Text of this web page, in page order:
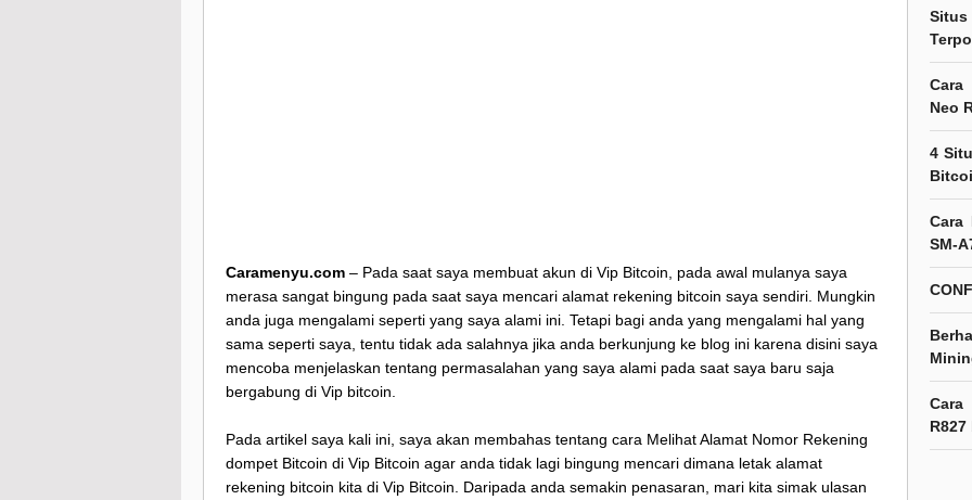
Caramenyu.com – Pada saat saya membuat akun di Vip Bitcoin, pada awal mulanya saya
merasa sangat bingung pada saat saya mencari alamat rekening bitcoin saya sendiri. Mungkin
anda juga mengalami seperti yang saya alami ini. Tetapi bagi anda yang mengalami hal yang
sama seperti saya, tentu tidak ada salahnya jika anda berkunjung ke blog ini karena disini saya
mencoba menjelaskan tentang permasalahan yang saya alami pada saat saya baru saja
bergabung di Vip bitcoin.
Pada artikel saya kali ini, saya akan membahas tentang cara Melihat Alamat Nomor Rekening
dompet Bitcoin di Vip Bitcoin agar anda tidak lagi bingung mencari dimana letak alamat
rekening bitcoin kita di Vip Bitcoin. Daripada anda semakin penasaran, mari kita simak ulasan
Situs
Neo
4
Cara
SM-